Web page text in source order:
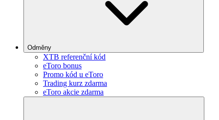
Odměny
XTB referenční kód
eToro bonus
Promo kód u eToro
Trading kurz zdarma
eToro akcie zdarma